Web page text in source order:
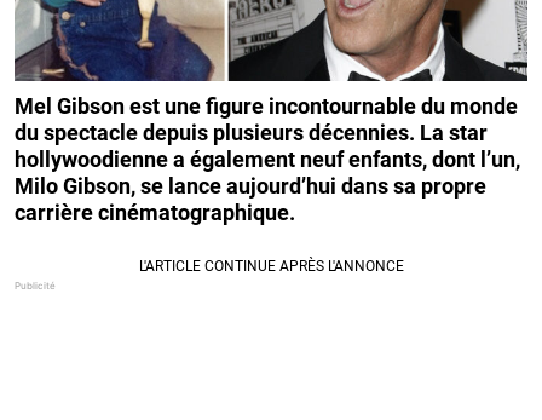
Mel Gibson est une figure incontournable du monde
du spectacle depuis plusieurs décennies. La star
hollywoodienne a également neuf enfants, dont l’un,
Milo Gibson, se lance aujourd’hui dans sa propre
carrière cinématographique.